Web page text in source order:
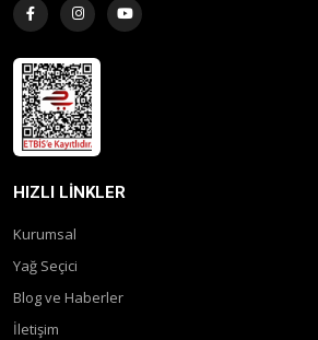
HIZLI LINKLER
Kurumsal
Yağ Seçici
Blog ve Haberler
İletişim